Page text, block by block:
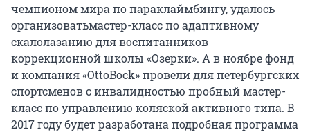
чемпионом мира по параклаймбингу, удалось
организоватьмастер-класс по адаптивному
скалолазанию для воспитанников
коррекционной школы «Озерки». А в ноябре фонд
и компания «OttoBock» провели для петербургских
спортсменов с инвалидностью пробный мастер-
класс по управлению коляской активного типа. В
2017 году будет разработана подробная программа